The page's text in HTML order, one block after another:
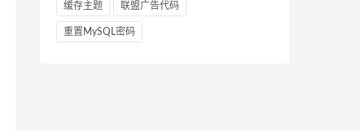
缓存主题 联盟广告代码
重置MySQL密码